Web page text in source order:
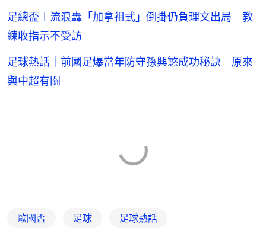
足總盃︱流浪轟「加拿祖式」倒掛仍負理文出局 教
練收指示不受訪
足球熱話｜前國足爆當年防守孫興慜成功秘訣 原來
與中超有關
歐國盃 足球 足球熱話